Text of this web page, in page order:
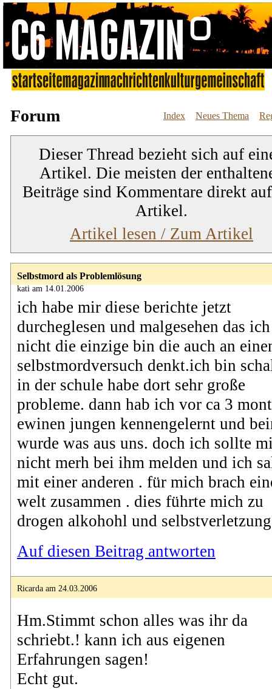
Forum Index Neues Thema
Dieser Thread bezieht sich auf
Artikel. Die meisten der
Beiträge sind Kommentare direkt
Artikel.
Artikel lesen / Zum Artikel
Selbstmord als Problemlösung
kati am 14.01.2006
ich habe mir diese berichte jetzt
durcheglesen und malgesehen das ich
nicht die einzige bin die auch an
selbstmordversuch denkt.ich bin
in der schule habe dort sehr große
probleme. dann hab ich vor ca 3
ewinen jungen kennengelernt und
wurde was aus uns. doch ich sollte
nicht merh bei ihm melden und ich
mit einer anderen . für mich brach
welt zusammen . dies führte mich zu
drogen alkohohl und
Auf diesen Beitrag antworten
Ricarda am 24.03.2006
Hm.Stimmt schon alles was ihr da
schriebt.! kann ich aus eigenen
Erfahrungen sagen!
Echt gut.